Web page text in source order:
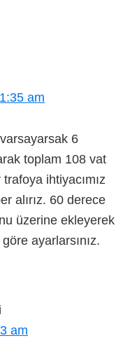
am
6
toplam 108 vat
ihtiyacımız
alırız. 60 derece
üzerine ekleyerek
ayarlarsınız.
am